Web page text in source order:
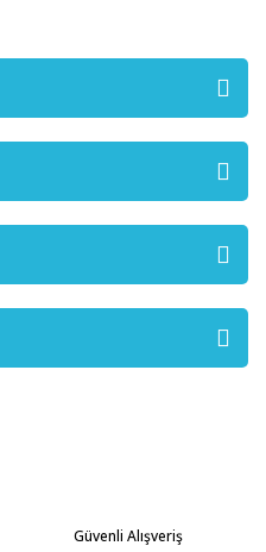
Güvenli Alışveriş